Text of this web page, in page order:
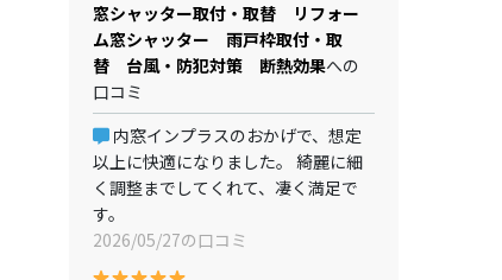
窓シャッター取付・取替 リフォー
ム窓シャッター 雨戸枠取付・取
替 台風・防犯対策 断熱効果への
口コミ
内窓インプラスのおかげで、想定
以上に快適になりました。 綺麗に細
く調整までしてくれて、凄く満足で
す。
2026/05/27の口コミ